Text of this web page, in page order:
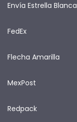
Envía Estrella Blanca
FedEx
Flecha Amarilla
MexPost
Redpack